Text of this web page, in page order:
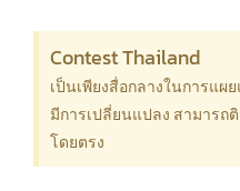
Contest Thailand
เป็นเพียงสื่อกลางในการแ
มีการเปลี่ยนแปลง สามารถ
โดยตรง